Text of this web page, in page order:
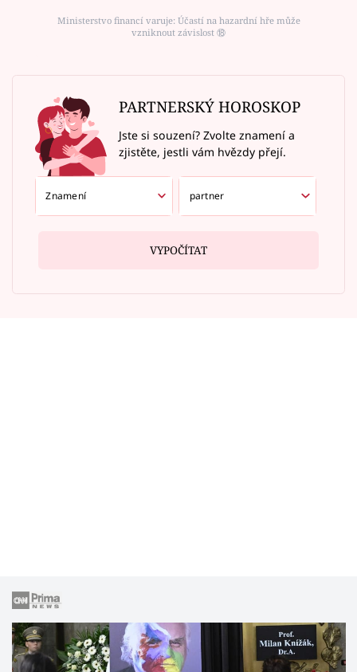
Ministerstvo financí varuje: Účastí na hazardní hře může
vzniknout závislost ⑱
PARTNERSKÝ HOROSKOP
Jste si souzení? Zvolte znamení a
zjistěte, jestli vám hvězdy přejí.
VYPOČÍTAT